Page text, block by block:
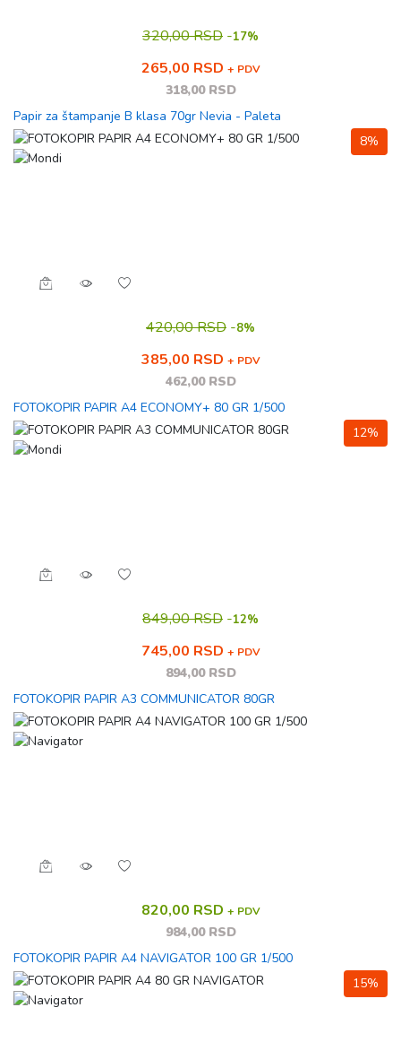
320,00 RSD -17%
265,00 RSD + PDV
318,00 RSD
Papir za štampanje B klasa 70gr Nevia - Paleta
8%
420,00 RSD -8%
385,00 RSD + PDV
462,00 RSD
FOTOKOPIR PAPIR A4 ECONOMY+ 80 GR 1/500
12%
849,00 RSD -12%
745,00 RSD + PDV
894,00 RSD
FOTOKOPIR PAPIR A3 COMMUNICATOR 80GR
820,00 RSD + PDV
984,00 RSD
FOTOKOPIR PAPIR A4 NAVIGATOR 100 GR 1/500
15%